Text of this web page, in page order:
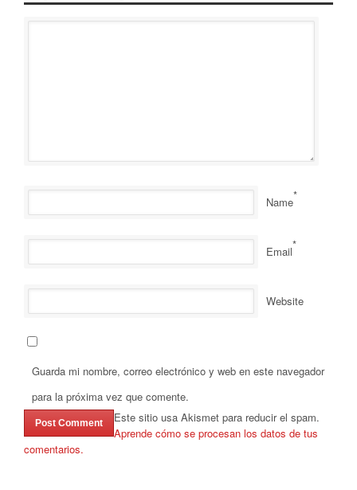
Name*
Email*
Website
Guarda mi nombre, correo electrónico y web en este navegador
para la próxima vez que comente.
Este sitio usa Akismet para reducir el spam.
Aprende cómo se procesan los datos de tus
comentarios.